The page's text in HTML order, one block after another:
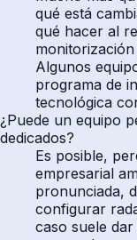
qué está
qué hacer al
Algunos
programa de
tecnológica
¿Puede un equipo
dedicados?
Es posible,
empresarial
pronunciada,
configurar
caso suele